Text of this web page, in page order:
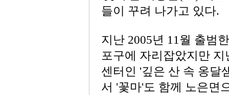
들이 꾸려 나가고 있다.
지난 2005년 11월 출범
포구에 자리잡았지만
센터인 '깊은 산 속 옹달
서 '꽃마'도 함께 노은면